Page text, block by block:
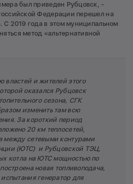
был приведен Рубцовск, -
Федерации перешел на
С 2019 года в этом муниципальном
метод «альтернативной
властей и жителей этого
оказался Рубцовск
сезона, СГК
изменить там всю
За короткий период
20 км теплосетей,
между сетевыми контурами
(ЮТС) и Рубцовской ТЭЦ,
котла на ЮТС мощностью по
новая топливоподача,
генератор для